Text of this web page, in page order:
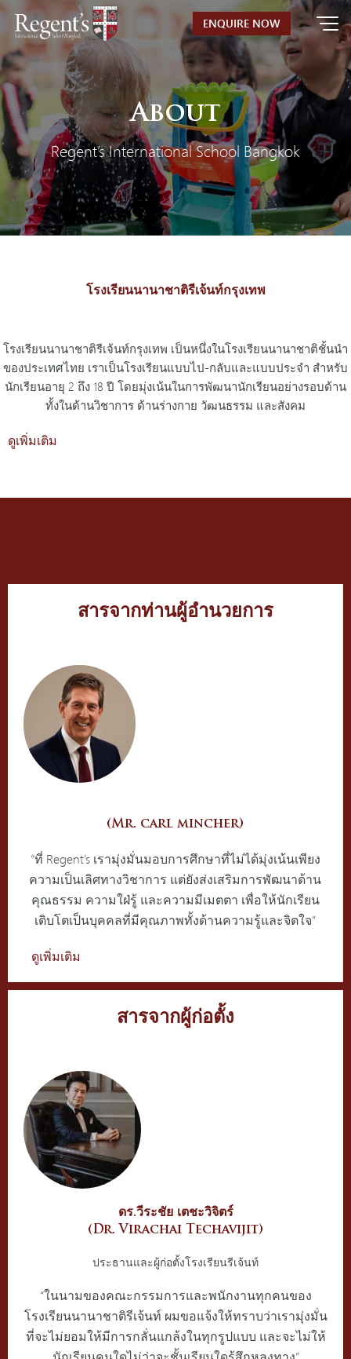
Skip
content
ENQUIRE NOW
About
Regent’s International School Bangkok
โรงเรียนนานาชาติรีเจ้นท์กรุงเทพ
โรงเรียนนานาชาติรีเจ้นท์กรุงเทพ เป็นหนึ่งในโรงเรียนนานาชาติชั้นนำ
ของประเทศไทย เราเป็นโรงเรียนแบบไป-กลับและแบบประจำ สำหรับ
นักเรียนอายุ 2 ถึง 18 ปี โดยมุ่งเน้นในการพัฒนานักเรียนอย่างรอบด้าน
ทั้งในด้านวิชาการ ด้านร่างกาย วัฒนธรรม และสังคม
ดูเพิ่มเติม
สารจากท่านผู้อำนวยการ
(Mr. carl mincher)
“ที่ Regent’s เรามุ่งมั่นมอบการศึกษาที่ไม่ได้มุ่งเน้นเพียง
ความเป็นเลิศทางวิชาการ แต่ยังส่งเสริมการพัฒนาด้าน
คุณธรรม ความใฝ่รู้ และความมีเมตตา เพื่อให้นักเรียน
เติบโตเป็นบุคคลที่มีคุณภาพทั้งด้านความรู้และจิตใจ”
ดูเพิ่มเติม
สารจากผู้ก่อตั้ง
ดร.วีระชัย เตชะวิจิตร์
(Dr. Virachai Techavijit)
ประธานและผู้ก่อตั้งโรงเรียนรีเจ้นท์
“ในนามของคณะกรรมการและพนักงานทุกคนของ
โรงเรียนนานาชาติรีเจ้นท์ ผมขอแจ้งให้ทราบว่าเรามุ่งมั่น
ที่จะไม่ยอมให้มีการกลั่นแกล้งในทุกรูปแบบ และจะไม่ให้